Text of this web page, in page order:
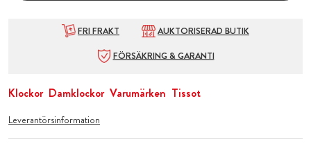
FRI FRAKT
AUKTORISERAD BUTIK
FÖRSÄKRING & GARANTI
Klockor Damklockor Varumärken Tissot
Leverantörsinformation